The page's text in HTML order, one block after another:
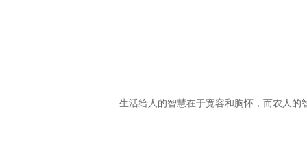
生活给人的智慧在于宽容和胸怀，而农人的